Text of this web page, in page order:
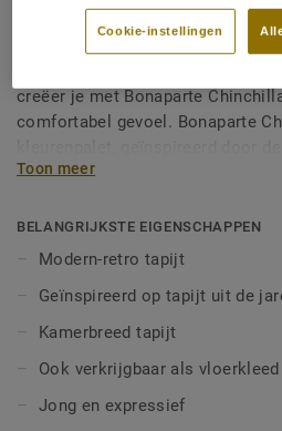
creëer je met Bonaparte
comfortabel gevoel. Bonaparte
elf gemengde en acht duotoon
voor een karakteristieke '
omschreven als jong, expressief
als jouw stijl? Deze collectie is
kamerbreed tapijt of Vloerkleed
Toon meer
BELANGRIJKSTE EIGENSCHAPPEN
Modern-retro tapijt
Geïnspireerd op tapijt uit de
Kamerbreed tapijt
Ook verkrijgbaar als
Jong en expressief
Cookie-instellingen